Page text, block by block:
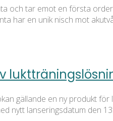
och tar emot en första
har en unik nisch mot
gällande en ny produkt
nytt lanseringsdatum den